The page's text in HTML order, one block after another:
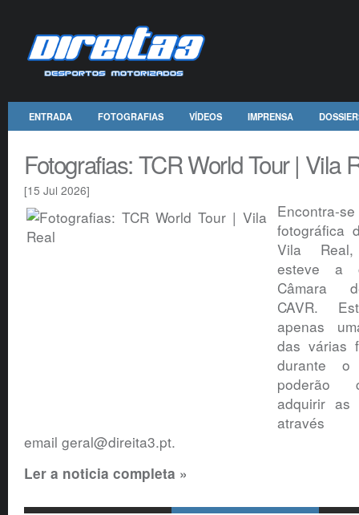
ENTRADA FOTOGRAFIAS VÍDEOS IMPRENSA
Fotografias: TCR World Tour | Vila
[15 Jul 2026]
Encontra-
fotográfica
Vila
esteve a
CAVR.
apenas
das várias
durante
poderão
adquirir as
email geral@direita3.pt.
Ler a noticia completa »